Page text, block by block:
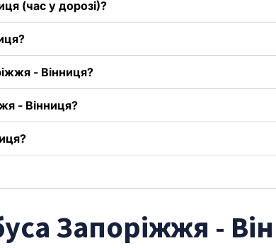
(час у дорозі)?
- Вінниця?
- Вінниця?
Запоріжжя -